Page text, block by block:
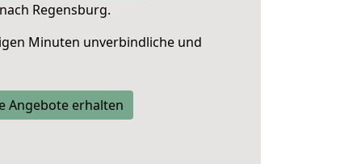
Regensburg.
Minuten unverbindliche und
Angebote erhalten